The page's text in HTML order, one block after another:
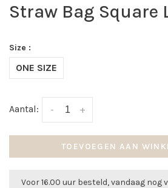
Straw Bag Square
Size :
ONE SIZE
Aantal: +
-
TOEVOEGEN AAN
Voor 16.00 uur besteld, vandaag nog